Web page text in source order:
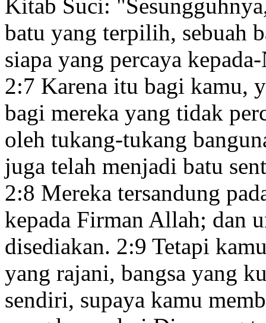
Kitab Suci:
batu yang terpilih, sebuah
siapa yang percaya
2:7 Karena itu bagi kamu,
bagi mereka yang tidak
oleh tukang-tukang
juga telah menjadi batu
2:8 Mereka tersandung
kepada Firman Allah; dan
disediakan. 2:9 Tetapi
yang rajani, bangsa yang
sendiri, supaya kamu